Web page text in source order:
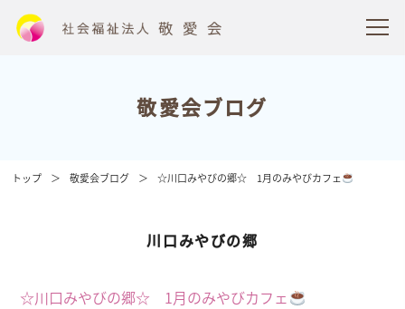
敬愛会ブログ
トップ 敬愛会ブログ ☆川口みやびの郷☆ 1月のみやびカフェ
川口みやびの郷
☆川口みやびの郷☆ 1月のみやびカフェ